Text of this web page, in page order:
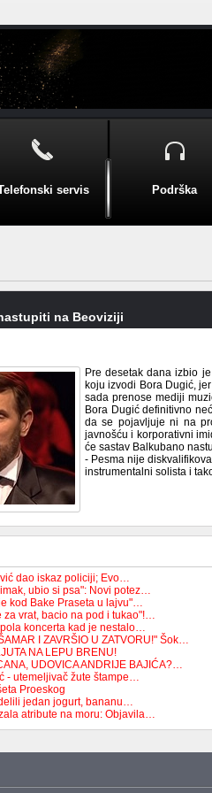
servis Podrška
na Beoviziji
Pre desetak dana izbio
koju izvodi Bora Dugić,
sada prenose mediji
Bora Dugić definitivno
da se pojavljuje ni na
javnošću i korporativni
će sastav Balkubano
- Pesma nije
instrumentalni solista i
dao iskaz policiji; Evo…
ubio si psa": Novi potez…
kod Bake Praseta u lajvu"…
za vrat, bacio na pod i tukao"!…
koncerta kad je nestalo…
I ZAVRŠIO U ZATVORU!" Šok…
NA LEPU BRENU!
UDOVICA ANDRIJE BAJIĆA?…
- utemeljivač žute štampe…
Proeskog
jedan jogurt, bananu…
atribute na moru: Objavila…